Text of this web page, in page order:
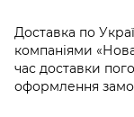
Доставка по
компаніями
час доставки
оформлення